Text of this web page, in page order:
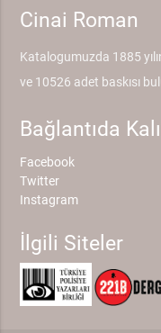
Cinai Roman
Katalogumuzda 1885
ve 10526 adet baskısı
Bağlantıda
Facebook
Twitter
Instagram
İlgili Siteler